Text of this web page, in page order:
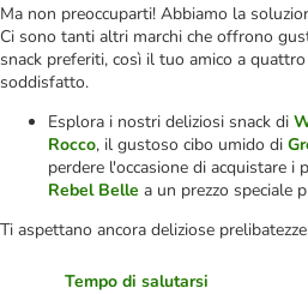
Ma non preoccuparti! Abbiamo la
Ci sono tanti altri marchi che offrono
snack preferiti, così il tuo amico a
soddisfatto.
Esplora i nostri deliziosi snack di
Rocco, il gustoso cibo umido di
perdere l'occasione di acquistare i
Rebel Belle a un prezzo speciale
Ti aspettano ancora deliziose
Tempo di salutarsi